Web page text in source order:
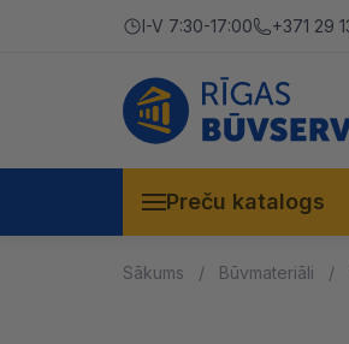
I-V 7:30-17:00 +371 29
Preču katalogs
Sākums Būvmateriāli